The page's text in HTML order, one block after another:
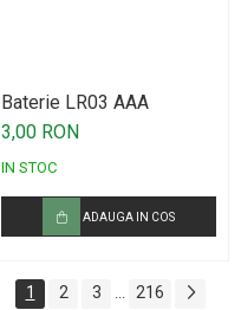
Baterie LR03 AAA
3,00 RON
IN STOC
ADAUGA IN COS
1 2 3 216